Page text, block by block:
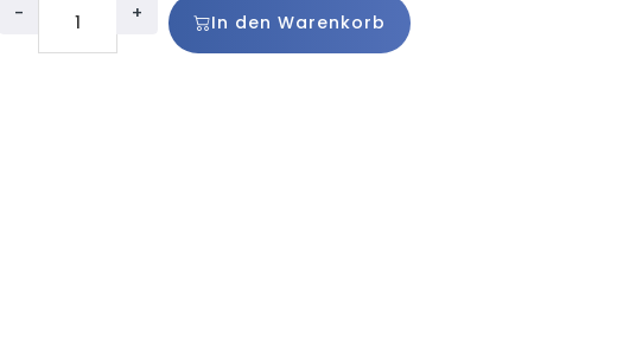
- + In den Warenkorb